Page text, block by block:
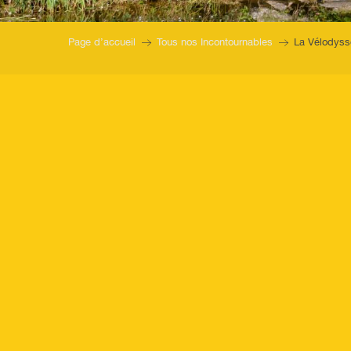
Page d’accueil Tous nos Incontournables La